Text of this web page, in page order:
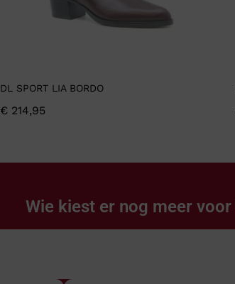
DL SPORT LIA BORDO
€ 214,95
Wie kiest er nog meer voor